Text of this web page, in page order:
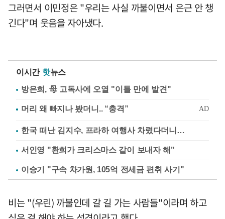
그러면서 이민정은 "우리는 사실 까불이면서 은근 안 챙
긴다"며 웃음을 자아냈다.
이시간 핫뉴스
방은희, 母 고독사에 오열 "이틀 만에 발견"
한국 떠난 김지수, 프라하 여행사 차렸다더니…
서인영 "환희가 크리스마스 같이 보내자 해"
이승기 "구속 차가원, 105억 전세금 편취 사기"
비는 "(우린) 까불인데 갈 길 가는 사람들"이라며 하고